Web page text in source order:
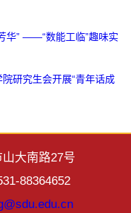
华” ——“数能工临”趣味实
研究生会开展“青年话成
大南路27号
88364652